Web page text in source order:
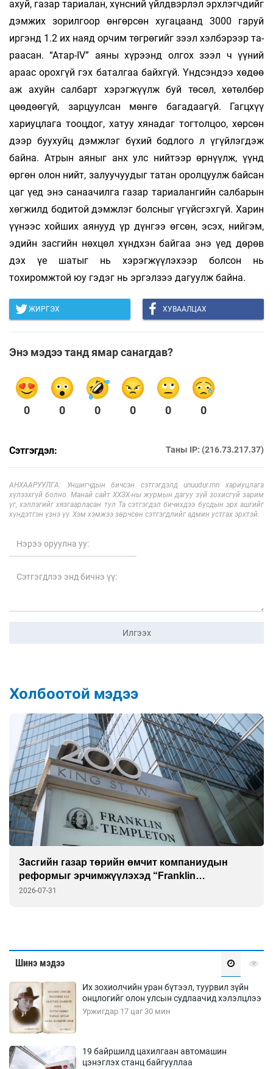
ахуй, газар тариалан, хүнс­­ний үйлдвэрлэл эрхлэгчдийг
дэмжих зорил­­гоор өнгөрсөн хугацаанд 3000 гаруй
иргэнд 1.2 их наяд орчим төгрөгийг зээл хэлбэрээр та­­
раа­­сан. “Атар-IV” аяны хүрээнд олгох зээл ч үү­ний
араас орохгүй гэх баталгаа байхгүй. Үнд­­сэндээ хөдөө
аж ахуйн салбарт хэрэгжүүлж буй төсөл, хөтөлбөр
цөөдөөгүй, зарцуулсан мөнгө багадаагүй. Гагцхүү
хариуцлага тооцдог, ха­­туу хянадаг тогтолцоо, хөрсөн
дээр буухуйц дэмж­­лэг бүхий бодлого л үгүйлэгдэж
байна. Ат­­рын аяныг анх улс нийтээр өрнүүлж, үүнд
өргөн олон нийт, залуучуудыг татан орол­­­­цуулж байсан
цаг үед энэ санаачилга газар тариа­­лан­­гийн сал­­барын
хөгжилд бодитой дэмжлэг болс­­ныг үгүйс­­­­гэхгүй. Харин
үүнээс хойших ая­­­нууд үр дүнгээ өгсөн, эсэх, нийгэм,
эдийн засгийн нөх­­цөл хүндхэн байгаа энэ үед дөрөв
дэх үе ша­­тыг нь хэрэгжүүлэхээр болсон нь
тохиромжтой юу гэдэг нь эргэлзээ дагуулж байна.
ЖИРГЭХ ХУВААЛЦАХ
Энэ мэдээ танд ямар санагдав?
0 0 0 0 0 0
Сэтгэгдэл: Таны IP: (216.73.217.37)
АНХААРУУЛГА: Уншигчдын бичсэн сэтгэгдэлд unuudur.mn хариуцлага
хүлээхгүй болно. Манай сайт ХХЗХ-ны журмын дагуу зүй зохисгүй зарим
үг, хэллэгийг хязгаарласан тул Та сэтгэгдэл бичихдээ бусдын эрх ашгийг
хүндэтгэн үзнэ үү. Хэм хэмжээ зөрчсөн сэтгэгдлийг админ устгах эрхтэй.
Илгээх
Холбоотой мэдээ
Засгийн газар төрийн өмчит компаниудын
реформыг эрчимжүүлэхэд “Franklin
Templeton”-той хамтарна
2026-07-31
Шинэ мэдээ
Их зохиолчийн уран бүтээл, туурвил зүйн
онцлогийг олон улсын судлаачид хэлэлцлээ
Уржигдар 17 цаг 30 мин
19 байршилд цахилгаан автомашин
цэнэглэх станц байгууллаа